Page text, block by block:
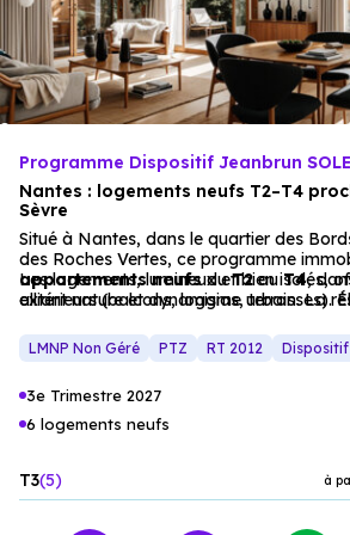
Programme Dispositif Jeanbrun
Nantes : logements neufs T2–T4
Sèvre
Situé à Nantes, dans le quartier des
des Roches Vertes, ce programme
appartementsneufsduT2auT4,
alliant nature et dynamisme urbain. La
apaisant.
Les logements, lumineux et bien isolés,
extérieurs (balcons, loggias, terrasses).
investissement locatif, dans un
apaisant.
LMNP Non Géré PTZ RT 2012
3e Trimestre 2027
6 logements neufs
T3 5 à